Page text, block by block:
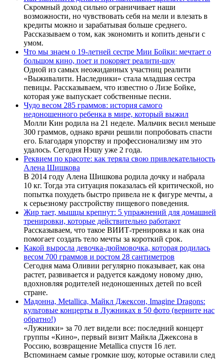
Скромный доход сильно ограничивает наши
возможности, но чувствовать себя на мели и влезать в
кредиты можно и зарабатывая больше среднего.
Рассказываем о том, как экономить и копить деньги с
умом.
Что мы знаем о 19-летней сестре Мии Бойки: мечтает о
большом кино, поет и покоряет реалити-шоу
Одной из самых неожиданных участниц реалити
«Выживалити. Наследники» стала младшая сестра
певицы. Рассказываем, что известно о Лизе Бойке,
которая уже выпускает собственные песни.
Чудо весом 285 граммов: история самого
недоношенного ребенка в мире, который выжил
Молли Кин родила на 21 неделе. Мальчик весил меньше
300 граммов, однако врачи решили попробовать спасти
его. Благодаря упорству и профессионализму им это
удалось. Сегодня Нэшу уже 2 года.
Реквием по красоте: как теряла свою привлекательность
Алена Шишкова
В 2014 году Алена Шишкова родила дочку и набрала
10 кг. Тогда эта ситуация показалась ей критической, но
попытка похудеть быстро привела не к фигуре мечты, а
к серьезному расстройству пищевого поведения.
Жир тает, мышцы крепнут: 5 упражнений для домашней
тренировки, которые действительно работают
Рассказываем, что такое ВИИТ-тренировка и как она
помогает создать тело мечты за короткий срок.
Какой выросла девочка-дюймовочка, которая родилась
весом 700 граммов и ростом 28 сантиметров
Сегодня мама Оливии регулярно показывает, как она
растет, развивается и радуется каждому новому дню,
вдохновляя родителей недоношенных детей по всей
стране.
Мадонна, Metallica, Майкл Джексон, Imagine Dragons:
культовые концерты в Лужниках в 50 фото (верните нас
обратно!)
«Лужники» за 70 лет видели все: последний концерт
группы «Кино», первый визит Майкла Джексона в
Россию, возвращение Metallica спустя 16 лет.
Вспоминаем самые громкие шоу, которые оставили след